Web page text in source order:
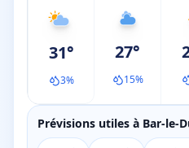
31°
3%
27°
15%
Prévisions utiles à Bar-le-